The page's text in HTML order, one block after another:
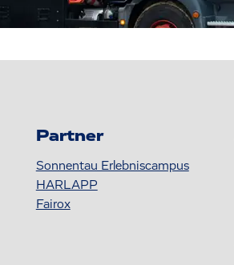
Partner
Sonnentau Erlebniscampus
HARLAPP
Fairox